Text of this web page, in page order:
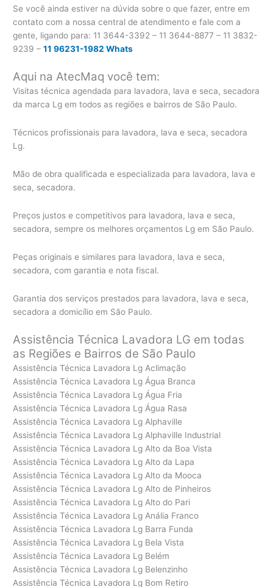
Se você ainda estiver na dúvida sobre o que fazer, entre em
contato com a nossa central de atendimento e fale com a
gente, ligando para: 11 3644-3392 – 11 3644-8877 – 11 3832-
9239 –11 96231-1982 Whats
Aqui na AtecMaq você tem:
Visitas técnica agendada para lavadora, lava e seca, secadora
da marca Lg em todos as regiões e bairros de São Paulo.
Técnicos profissionais para lavadora, lava e seca, secadora
Lg.
Mão de obra qualificada e especializada para lavadora, lava e
seca, secadora.
Preços justos e competitivos para lavadora, lava e seca,
secadora, sempre os melhores orçamentos Lg em São Paulo.
Peças originais e similares para lavadora, lava e seca,
secadora, com garantia e nota fiscal.
Garantia dos serviços prestados para lavadora, lava e seca,
secadora a domicílio em São Paulo.
Assistência Técnica Lavadora LG em todas
as Regiões e Bairros de São Paulo
Assistência Técnica Lavadora Lg Aclimação
Assistência Técnica Lavadora Lg Água Branca
Assistência Técnica Lavadora Lg Água Fria
Assistência Técnica Lavadora Lg Água Rasa
Assistência Técnica Lavadora Lg Alphaville
Assistência Técnica Lavadora Lg Alphaville Industrial
Assistência Técnica Lavadora Lg Alto da Boa Vista
Assistência Técnica Lavadora Lg Alto da Lapa
Assistência Técnica Lavadora Lg Alto da Mooca
Assistência Técnica Lavadora Lg Alto de Pinheiros
Assistência Técnica Lavadora Lg Alto do Pari
Assistência Técnica Lavadora Lg Anália Franco
Assistência Técnica Lavadora Lg Barra Funda
Assistência Técnica Lavadora Lg Bela Vista
Assistência Técnica Lavadora Lg Belém
Assistência Técnica Lavadora Lg Belenzinho
Assistência Técnica Lavadora Lg Bom Retiro